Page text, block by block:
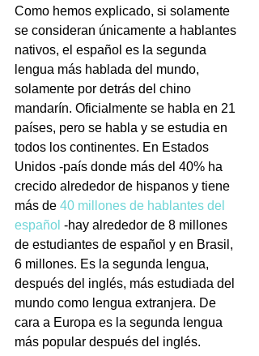
Como hemos explicado, si solamente
se consideran únicamente a hablantes
nativos, el español es la segunda
lengua más hablada del mundo,
solamente por detrás del chino
mandarín. Oficialmente se habla en 21
países, pero se habla y se estudia en
todos los continentes. En Estados
Unidos -país donde más del 40% ha
crecido alrededor de hispanos y tiene
más de 40 millones de hablantes del
español -hay alrededor de 8 millones
de estudiantes de español y en Brasil,
6 millones. Es la segunda lengua,
después del inglés, más estudiada del
mundo como lengua extranjera. De
cara a Europa es la segunda lengua
más popular después del inglés.